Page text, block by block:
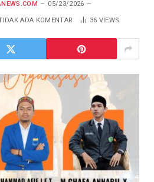
05/23/2026
ADA KOMENTAR 36 VIEWS